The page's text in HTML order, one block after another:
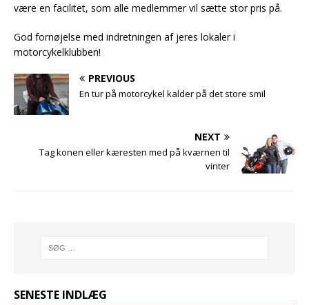
være en facilitet, som alle medlemmer vil sætte stor pris på.
God fornøjelse med indretningen af jeres lokaler i
motorcykelklubben!
PREVIOUS
En tur på motorcykel kalder på det store smil
NEXT
Tag konen eller kæresten med på kværnen til
vinter
SENESTE INDLÆG